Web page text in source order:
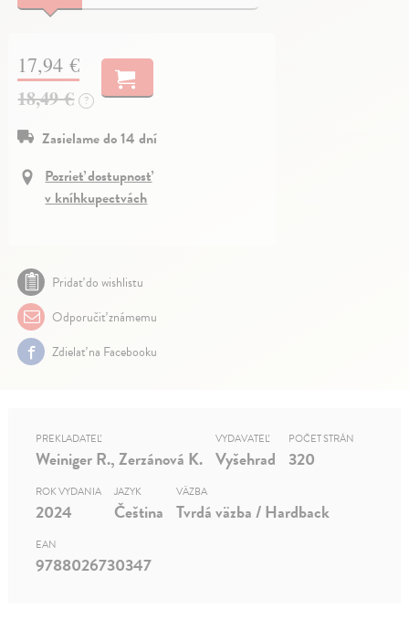
17,94 €
18,49 € ?
Zasielame do 14 dní
Pozrieť dostupnosť
v kníhkupectvách
Pridať do wishlistu
Odporučiť známemu
Zdielať na Facebooku
PREKLADATEĽ
Weiniger R., Zerzánová K.
VYDAVATEĽ
Vyšehrad
POČET STRÁN
320
ROK VYDANIA
2024
JAZYK
Čeština
VÄZBA
Tvrdá väzba / Hardback
EAN
9788026730347